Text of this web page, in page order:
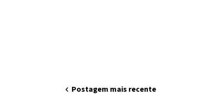
chevron_left Postagem mais recente